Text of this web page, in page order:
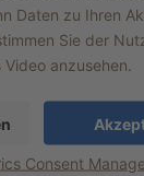
Daten zu Ihren
Sie der
Video anzusehen.
Consent